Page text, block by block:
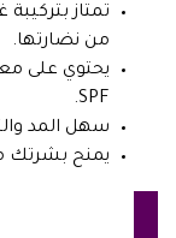
تمتاز
من نضارتها.
SPF.
سهل المد
يمنح بشرتك